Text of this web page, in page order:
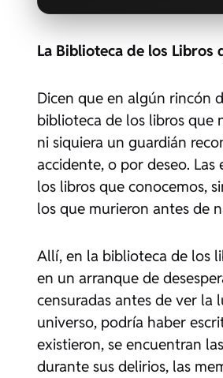
La Biblioteca de los Libros
Dicen que en algún rincón
biblioteca de los libros que
ni siquiera un guardián
accidente, o por deseo.
los libros que conocemos,
los que murieron antes de
Allí, en la biblioteca de los
en un arranque de
censuradas antes de ver
universo, podría haber
existieron, se encuentran
durante sus delirios, las